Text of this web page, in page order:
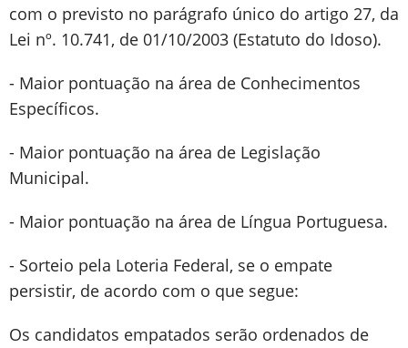
com o previsto no parágrafo único do artigo 27, da
Lei nº. 10.741, de 01/10/2003 (Estatuto do Idoso).
- Maior pontuação na área de Conhecimentos
Específicos.
- Maior pontuação na área de Legislação
Municipal.
- Maior pontuação na área de Língua Portuguesa.
- Sorteio pela Loteria Federal, se o empate
persistir, de acordo com o que segue:
Os candidatos empatados serão ordenados de